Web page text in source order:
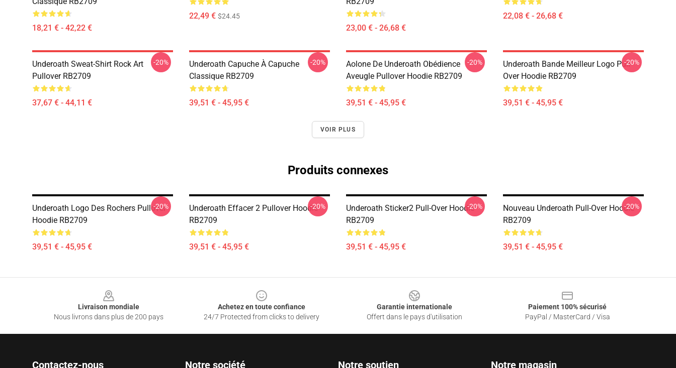
18,21 € - 42,22 €
22,49 € $24.45
23,00 € - 26,68 €
22,08 € - 26,68 €
Underoath Sweat-Shirt Rock Art
Pullover RB2709
37,67 € - 44,11 €
-20%
Underoath Capuche À Capuche
Classique RB2709
39,51 € - 45,95 €
-20%
Aolone De Underoath Obédience
Aveugle Pullover Hoodie RB2709
39,51 € - 45,95 €
-20%
Underoath Bande Meilleur Logo Pull-
Over Hoodie RB2709
39,51 € - 45,95 €
-20%
VOIR PLUS
Produits connexes
Underoath Logo Des Rochers Pullover
Hoodie RB2709
39,51 € - 45,95 €
-20%
Underoath Effacer 2 Pullover Hoodie
RB2709
39,51 € - 45,95 €
-20%
Underoath Sticker2 Pull-Over Hoodie
RB2709
39,51 € - 45,95 €
-20%
Nouveau Underoath Pull-Over Hoodie
RB2709
39,51 € - 45,95 €
-20%
Livraison mondiale
Nous livrons dans plus de 200 pays
Achetez en toute confiance
24/7 Protected from clicks to delivery
Garantie internationale
Offert dans le pays d'utilisation
Paiement 100% sécurisé
PayPal / MasterCard / Visa
Contactez-nous Notre société Notre soutien Notre magasin